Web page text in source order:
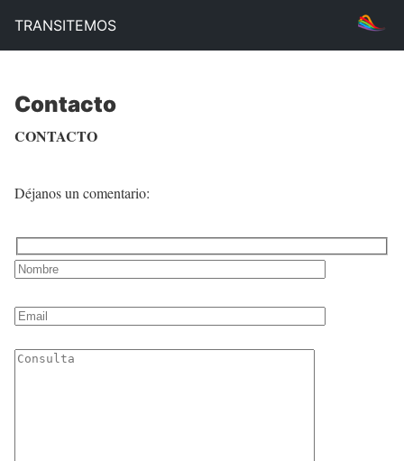
TRANSITEMOS
Contacto
CONTACTO
Déjanos un comentario: